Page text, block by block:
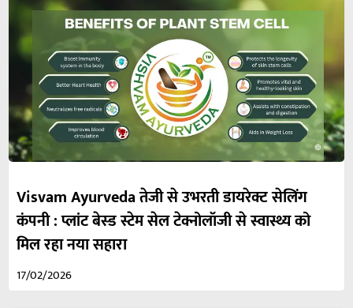
Visvam Ayurveda तेजी से उभरती डायरेक्ट सेलिंग
कंपनी : प्लांट बेस्ड स्टेम सेल टेक्नोलॉजी से स्वास्थ्य को
मिल रहा नया सहारा
17/02/2026